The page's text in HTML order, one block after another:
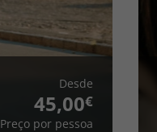
Desde
45,00
Preço por pessoa